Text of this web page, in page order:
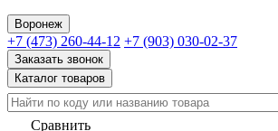
Воронеж
+7 (473) 260-44-12 +7 (903) 030-02-37
Заказать звонок
Каталог товаров
Сравнить